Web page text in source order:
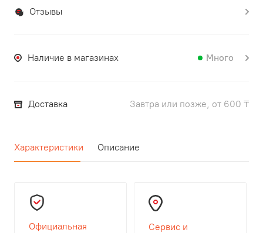
Отзывы
Наличие в магазинах Много
Доставка Завтра или позже, от 600 ₸
Характеристики Описание
Официальная
Сервис и